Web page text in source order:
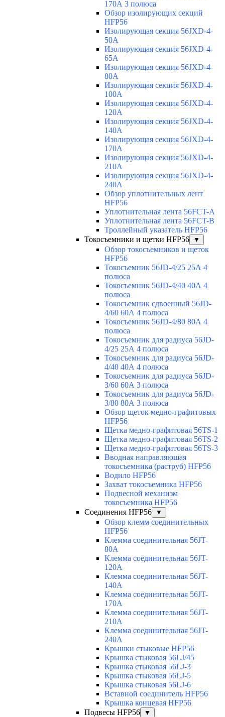
170А 3 полюса
Обзор изолирующих секций
HFP56
Изолирующая секция 56JXD-4-
50A
Изолирующая секция 56JXD-4-
65A
Изолирующая секция 56JXD-4-
80A
Изолирующая секция 56JXD-4-
100A
Изолирующая секция 56JXD-4-
120A
Изолирующая секция 56JXD-4-
140A
Изолирующая секция 56JXD-4-
170A
Изолирующая секция 56JXD-4-
210A
Изолирующая секция 56JXD-4-
240A
Обзор уплотнительных лент
HFP56
Уплотнительная лента 56FCT-A
Уплотнительная лента 56FCT-B
Троллейный указатель HFP56
Токосъемники и щетки HFP56
▼
Обзор токосъемников и щеток
HFP56
Токосъемник 56JD-4/25 25А 4
полюса
Токосъемник 56JD-4/40 40А 4
полюса
Токосъемник сдвоенный 56JD-
4/60 60А 4 полюса
Токосъемник 56JD-4/80 80А 4
полюса
Токосъемник для радиуса 56JD-
4/25 25А 4 полюса
Токосъемник для радиуса 56JD-
4/40 40А 4 полюса
Токосъемник для радиуса 56JD-
3/60 60А 3 полюса
Токосъемник для радиуса 56JD-
3/80 80А 3 полюса
Обзор щеток медно-графитовых
HFP56
Щетка медно-графитовая 56TS-1
Щетка медно-графитовая 56TS-2
Щетка медно-графитовая 56TS-3
Вводная направляющая
токосъемника (раструб) HFP56
Водило HFP56
Захват токосъемника HFP56
Подвесной механизм
токосъемника HFP56
Соединения HFP56
▼
Обзор клемм соединительных
HFP56
Клемма соединительная 56JT-
80A
Клемма соединительная 56JT-
120A
Клемма соединительная 56JT-
140A
Клемма соединительная 56JT-
170A
Клемма соединительная 56JT-
210A
Клемма соединительная 56JT-
240A
Крышки стыковые HFP56
Крышка стыковая 56LJ/45
Крышка стыковая 56LJ-3
Крышка стыковая 56LJ-5
Крышка стыковая 56LJ-6
Вставной соединитель HFP56
Крышка концевая HFP56
Подвесы HFP56
▼